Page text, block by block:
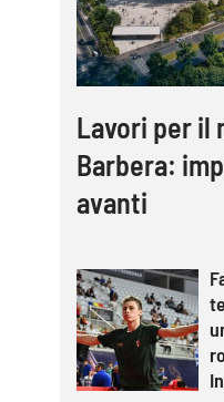
Lavori per il
Barbera:
avanti